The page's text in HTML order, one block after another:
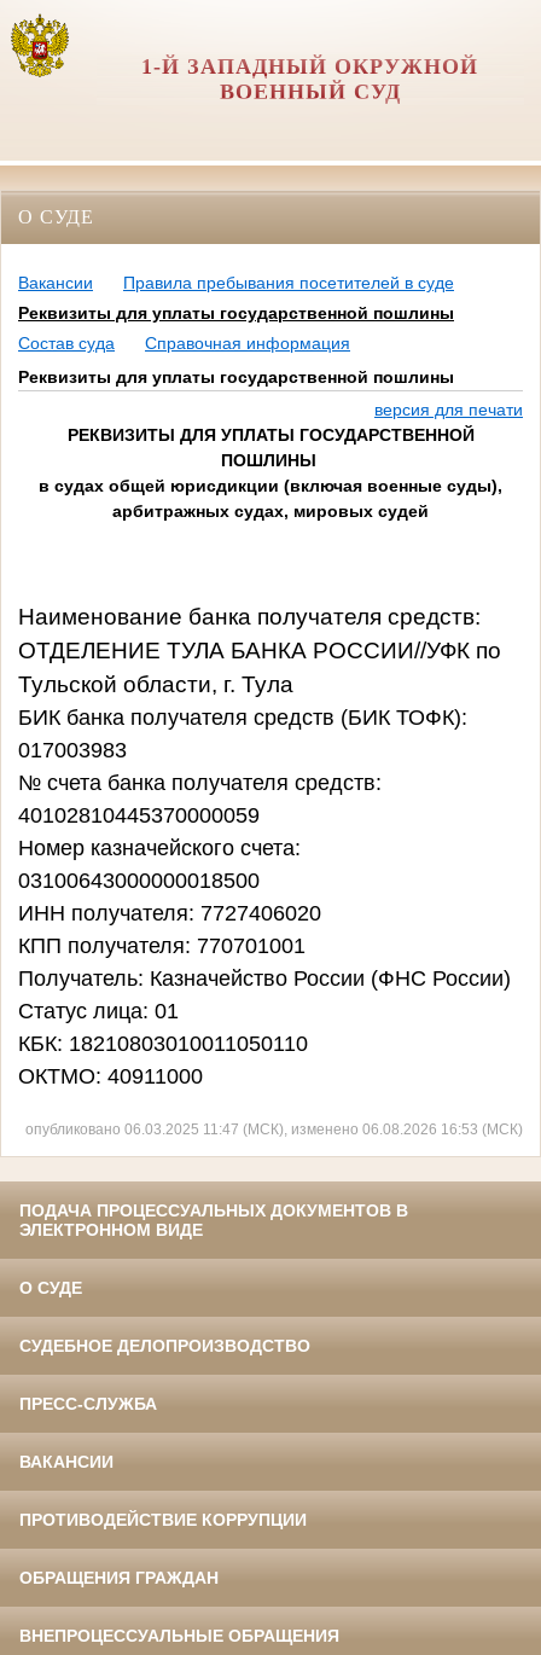
1-Й ЗАПАДНЫЙ ОКРУЖНОЙ
ВОЕННЫЙ СУД
О СУДЕ
Вакансии
Правила пребывания посетителей в суде
Реквизиты для уплаты государственной пошлины
Состав суда
Справочная информация
Реквизиты для уплаты государственной пошлины
версия для печати
РЕКВИЗИТЫ ДЛЯ УПЛАТЫ ГОСУДАРСТВЕННОЙ
ПОШЛИНЫ
в судах общей юрисдикции (включая военные суды),
арбитражных судах, мировых судей
Наименование банка получателя средств:
ОТДЕЛЕНИЕ ТУЛА БАНКА РОССИИ//УФК по
Тульской области, г. Тула
БИК банка получателя средств (БИК ТОФК):
017003983
№ счета банка получателя средств:
40102810445370000059
Номер казначейского счета:
03100643000000018500
ИНН получателя: 7727406020
КПП получателя: 770701001
Получатель: Казначейство России (ФНС России)
Статус лица: 01
КБК: 18210803010011050110
ОКТМО: 40911000
опубликовано 06.03.2025 11:47 (МСК), изменено 06.08.2026 16:53 (МСК)
ПОДАЧА ПРОЦЕССУАЛЬНЫХ ДОКУМЕНТОВ В
ЭЛЕКТРОННОМ ВИДЕ
О СУДЕ
СУДЕБНОЕ ДЕЛОПРОИЗВОДСТВО
ПРЕСС-СЛУЖБА
ВАКАНСИИ
ПРОТИВОДЕЙСТВИЕ КОРРУПЦИИ
ОБРАЩЕНИЯ ГРАЖДАН
ВНЕПРОЦЕССУАЛЬНЫЕ ОБРАЩЕНИЯ